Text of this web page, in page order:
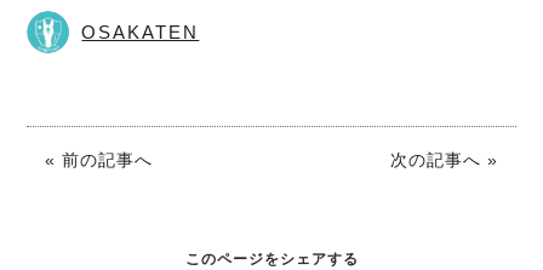
OSAKATEN
« 前の記事へ 次の記事へ »
このページをシェアする